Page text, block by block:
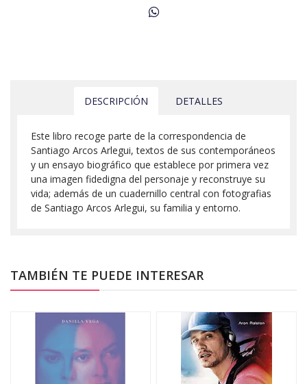
DESCRIPCIÓN DETALLES
Este libro recoge parte de la correspondencia de
Santiago Arcos Arlegui, textos de sus contemporáneos
y un ensayo biográfico que establece por primera vez
una imagen fidedigna del personaje y reconstruye su
vida; además de un cuadernillo central con fotografias
de Santiago Arcos Arlegui, su familia y entorno.
TAMBIÉN TE PUEDE INTERESAR